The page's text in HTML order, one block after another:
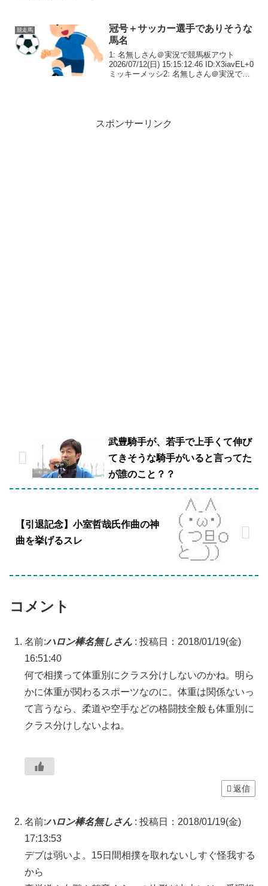
競走馬
冠号＋サッカー選手でありそうな
馬名
1: 名無しさん＠実況で競馬板アウト
2026/07/12(日) 15:15:12.46 ID:X3iavEL+0
ミッキーメッシ2: 名無しさん＠実況で競
スポンサーリンク
武豊騎手が、若手で上手くて伸び
てきそうな騎手がいると言ってた
が誰のこと？？
【引退記念】小室哲哉氏作曲の神
曲を挙げるスレ
コメント
名前:ハロン棒名無しさん : 投稿日：2018/01/19(金)
16:51:40
何で相撲って体重別にクラス分けしないのかね。明ら
かに体重が関わるスポーツなのに。体重は関係ないっ
て言うなら、柔道や空手などの格闘技全般も体重別に
クラス分けしないよね。
返信
名前:ハロン棒名無しさん : 投稿日：2018/01/19(金)
17:13:53
デブは弱いよ。15日間相撲を取れないしすぐ怪我する
から